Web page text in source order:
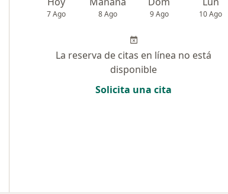
7 Ago 8 Ago 9 Ago 10 Ago
La reserva de citas en línea no está
disponible
Solicita una cita